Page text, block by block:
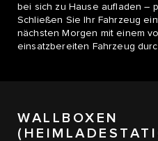
bei sich zu Hause aufladen –
Schließen Sie Ihr Fahrzeug
nächsten Morgen mit einem
einsatzbereiten Fahrzeug
WALLBOXEN